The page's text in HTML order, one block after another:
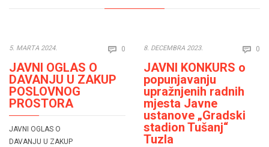
5. MARTA 2024.  0 Comments
JAVNI OGLAS O
DAVANJU U ZAKUP
POSLOVNOG
PROSTORA
JAVNI OGLAS O
DAVANJU U ZAKUP
8. DECEMBRA 2023.  0
JAVNI KONKURS o
popunjavanju
upražnjenih radnih
mjesta Javne
ustanove „Gradski
stadion Tušanj“
Tuzla